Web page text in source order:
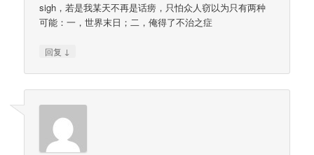
sigh，若是我某天不再是话痨，只怕众人窃以为只有两种
可能：一，世界末日；二，俺得了不治之症
回复 ↓